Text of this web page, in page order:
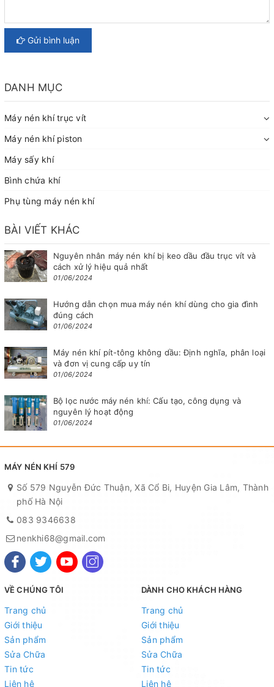
Gửi bình luận
DANH MỤC
Máy nén khí trục vít
Máy nén khí piston
Máy sấy khí
Bình chứa khí
Phụ tùng máy nén khí
BÀI VIẾT KHÁC
Nguyên nhân máy nén khí bị keo dầu đầu trục vít và
cách xử lý hiệu quả nhất
01/06/2024
Hướng dẫn chọn mua máy nén khí dùng cho gia đình
đúng cách
01/06/2024
Máy nén khí pít-tông không dầu: Định nghĩa, phân loại
và đơn vị cung cấp uy tín
01/06/2024
Bộ lọc nước máy nén khí: Cấu tạo, công dụng và
nguyên lý hoạt động
01/06/2024
MÁY NÉN KHÍ 579
Số 579 Nguyễn Đức Thuận, Xã Cổ Bi, Huyện Gia Lâm, Thành
phố Hà Nội
083 9346638
nenkhi68@gmail.com
VỀ CHÚNG TÔI
Trang chủ
Giới thiệu
Sản phẩm
Sửa Chữa
Tin tức
Liên hệ
DÀNH CHO KHÁCH HÀNG
Trang chủ
Giới thiệu
Sản phẩm
Sửa Chữa
Tin tức
Liên hệ